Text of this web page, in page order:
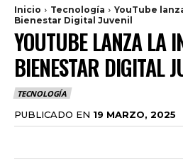
Inicio Tecnología
YouTube
Bienestar Digital Juvenil
YOUTUBE LANZA LA
BIENESTAR DIGITAL
TECNOLOGÍA
PUBLICADO EN 19 MARZO, 2025